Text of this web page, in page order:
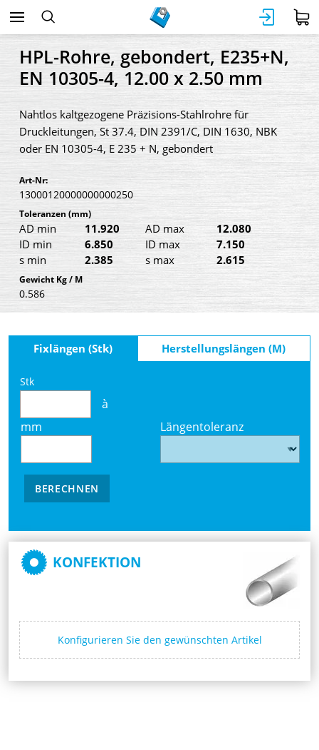
HPL-Rohre, gebondert, E235+N,
EN 10305-4, 12.00 x 2.50 mm
Nahtlos kaltgezogene Präzisions-Stahlrohre für
Druckleitungen, St 37.4, DIN 2391/C, DIN 1630, NBK
oder EN 10305-4, E 235 + N, gebondert
Art-Nr:
13000120000000000250
Toleranzen (mm)
AD min 11.920 AD max
12.080
ID min
6.850 ID max
7.150
s min
2.385 s max 2.615
Gewicht Kg / M
0.586
Fixlängen (Stk) Herstellungslängen (M)
Stk
à
mm
Längentoleranz
BERECHNEN
KONFEKTION
Konfigurieren Sie den gewünschten Artikel